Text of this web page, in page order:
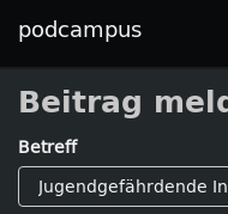
podcampus
Beitrag
Betreff